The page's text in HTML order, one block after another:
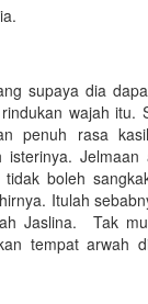
supaya dia
wajah itu.
penuh rasa
isterinya.
boleh
Itulah
Jaslina. Tak
tempat arwah